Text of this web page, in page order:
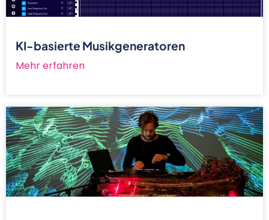
KI-basierte Musikgeneratoren
Mehr erfahren